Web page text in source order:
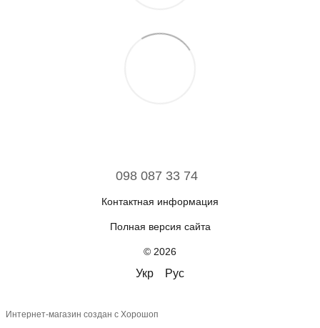
098 087 33 74
Контактная информация
Полная версия сайта
© 2026
Укр Рус
Интернет-магазин создан с Хорошоп